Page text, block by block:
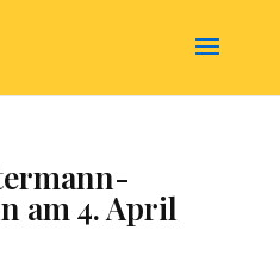
am 4. April